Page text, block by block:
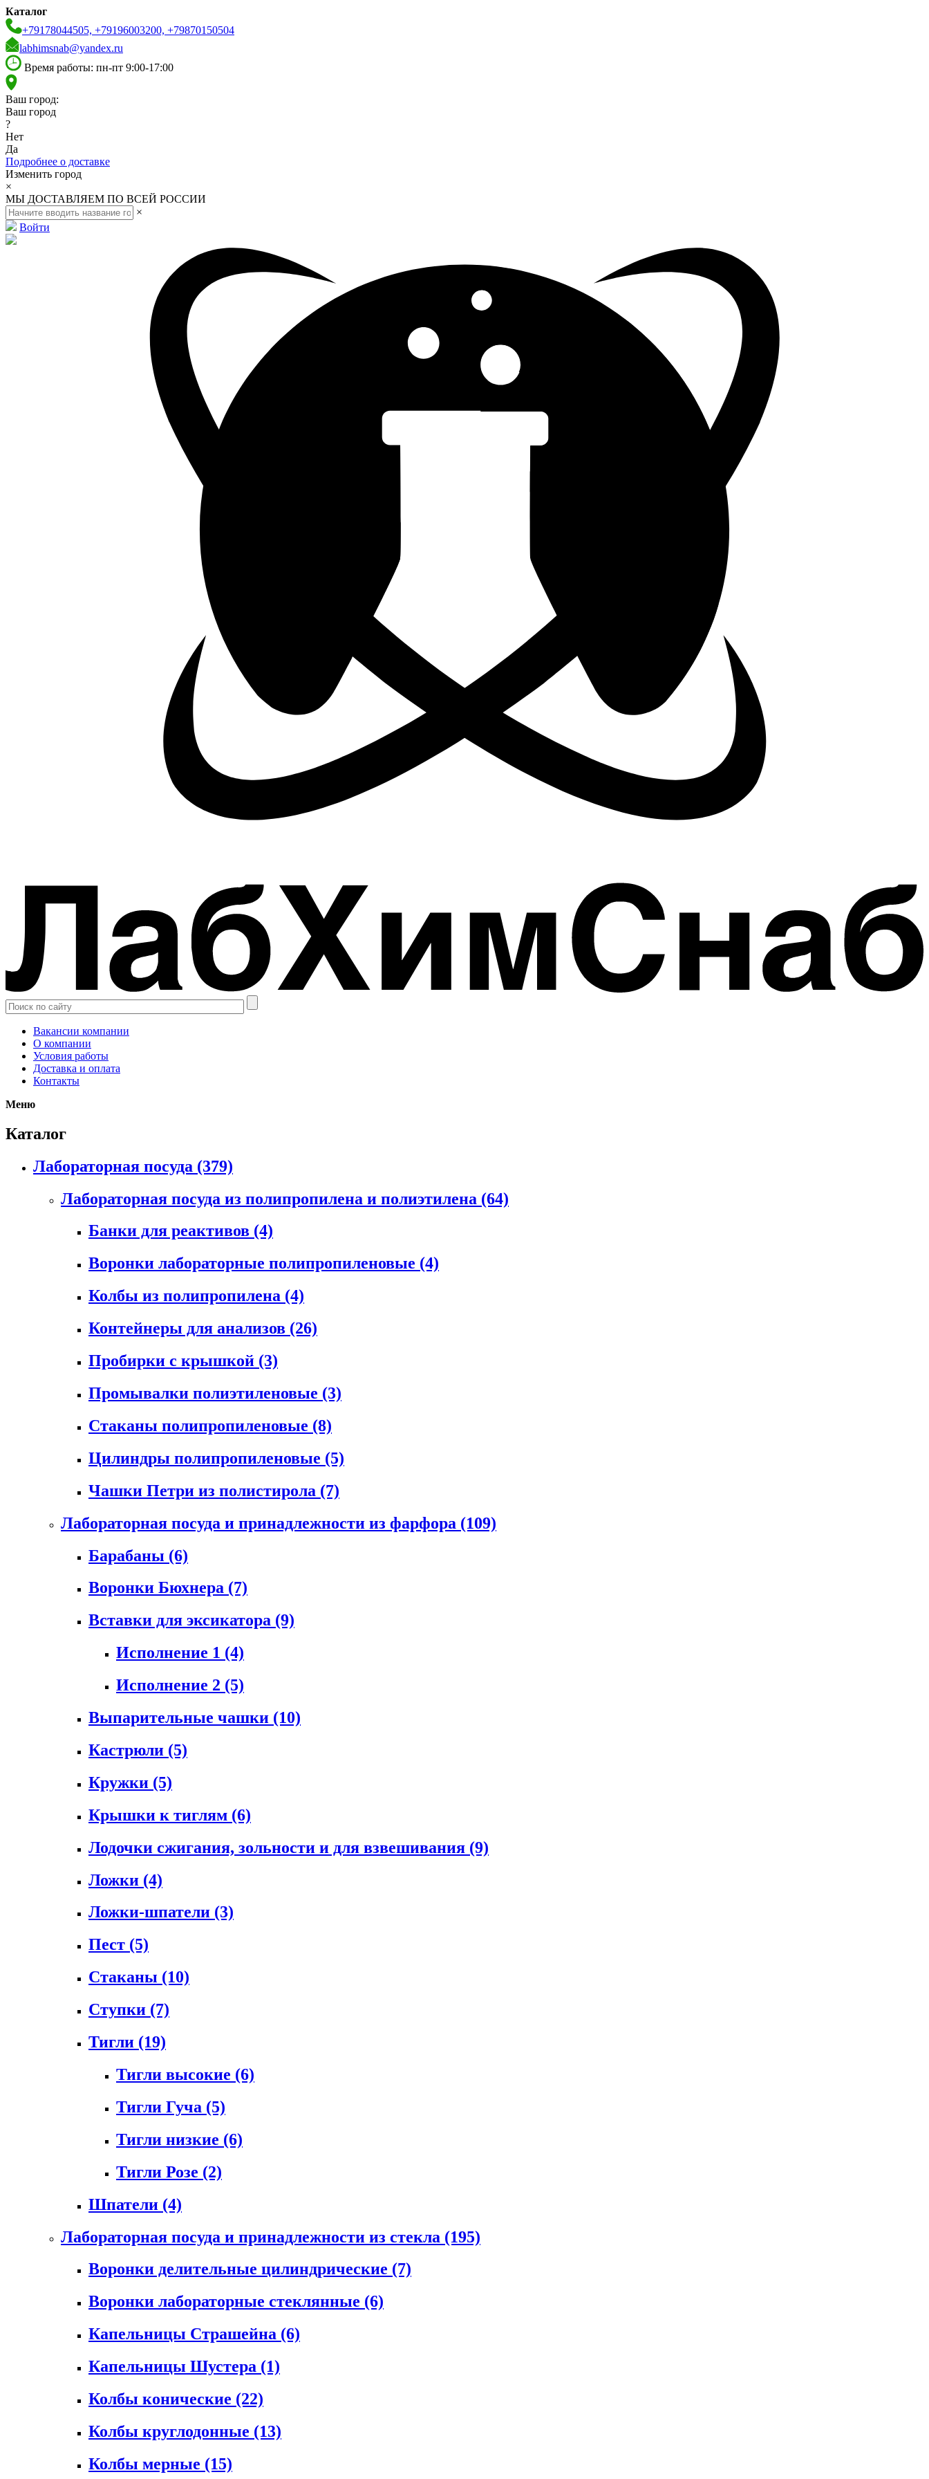
Каталог
+79178044505, +79196003200, +79870150504
labhimsnab@yandex.ru
Время работы: пн-пт 9:00-17:00
Ваш город:
Ваш город
?
Нет
Да
Подробнее о доставке
Изменить город
×
МЫ ДОСТАВЛЯЕМ ПО ВСЕЙ РОССИИ
×
Войти
Вакансии компании
О компании
Условия работы
Доставка и оплата
Контакты
Меню
Каталог
Лабораторная посуда (379)
Лабораторная посуда из полипропилена и полиэтилена (64)
Банки для реактивов (4)
Воронки лабораторные полипропиленовые (4)
Колбы из полипропилена (4)
Контейнеры для анализов (26)
Пробирки с крышкой (3)
Промывалки полиэтиленовые (3)
Стаканы полипропиленовые (8)
Цилиндры полипропиленовые (5)
Чашки Петри из полистирола (7)
Лабораторная посуда и принадлежности из фарфора (109)
Барабаны (6)
Воронки Бюхнера (7)
Вставки для эксикатора (9)
Исполнение 1 (4)
Исполнение 2 (5)
Выпарительные чашки (10)
Кастрюли (5)
Кружки (5)
Крышки к тиглям (6)
Лодочки сжигания, зольности и для взвешивания (9)
Ложки (4)
Ложки-шпатели (3)
Пест (5)
Стаканы (10)
Ступки (7)
Тигли (19)
Тигли высокие (6)
Тигли Гуча (5)
Тигли низкие (6)
Тигли Розе (2)
Шпатели (4)
Лабораторная посуда и принадлежности из стекла (195)
Воронки делительные цилиндрические (7)
Воронки лабораторные стеклянные (6)
Капельницы Страшейна (6)
Капельницы Шустера (1)
Колбы конические (22)
Колбы круглодонные (13)
Колбы мерные (15)